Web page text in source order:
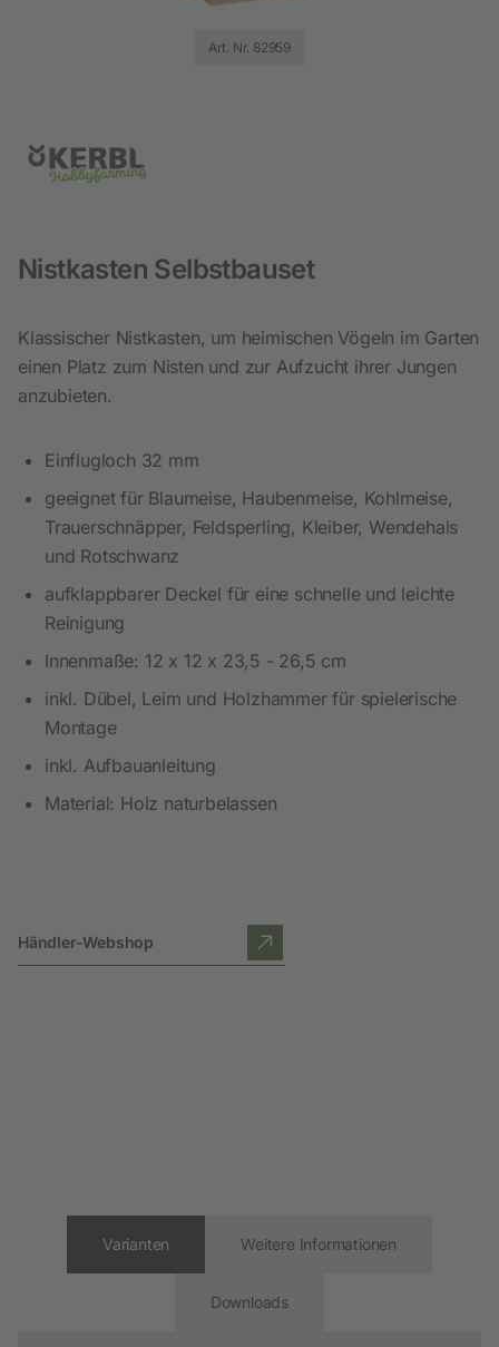
Art. Nr. 82959
Nistkasten Selbstbauset
Klassischer Nistkasten, um heimischen Vögeln im Garten
einen Platz zum Nisten und zur Aufzucht ihrer Jungen
anzubieten.
Einflugloch 32 mm
geeignet für Blaumeise, Haubenmeise, Kohlmeise,
Trauerschnäpper, Feldsperling, Kleiber, Wendehals
und Rotschwanz
aufklappbarer Deckel für eine schnelle und leichte
Reinigung
Innenmaße: 12 x 12 x 23,5 - 26,5 cm
inkl. Dübel, Leim und Holzhammer für spielerische
Montage
inkl. Aufbauanleitung
Material: Holz naturbelassen
Händler-Webshop
Varianten Weitere Informationen
Downloads